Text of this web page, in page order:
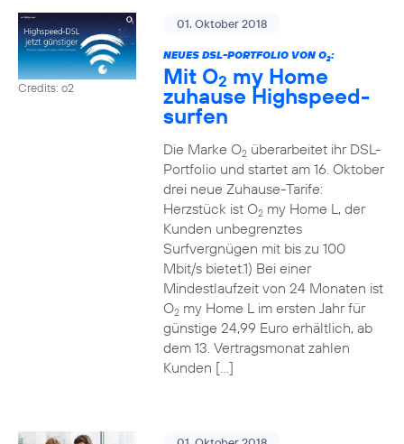
Credits: o2
01. Oktober 2018
NEUES DSL-PORTFOLIO VON O2:
Mit O2 my Home
zuhause Highspeed-
surfen
Die Marke O2überarbeitet ihr DSL-
Portfolio und startet am 16. Oktober
drei neue Zuhause-Tarife:
Herzstück ist O2my Home L, der
Kunden unbegrenztes
Surfvergnügen mit bis zu 100
Mbit/s bietet.1) Bei einer
Mindestlaufzeit von 24 Monaten ist
O2my Home L im ersten Jahr für
günstige 24,99 Euro erhältlich, ab
dem 13. Vertragsmonat zahlen
Kunden […]